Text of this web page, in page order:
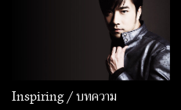
Inspiring / บทความ